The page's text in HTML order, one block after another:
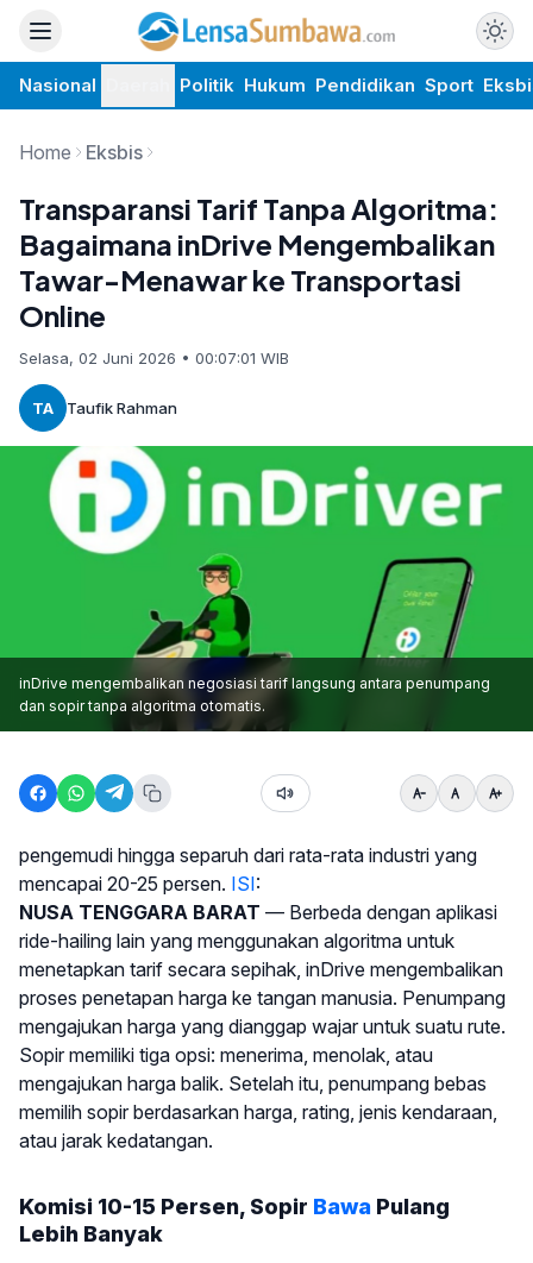
Nasional Politik Hukum Pendidikan Sport
Home Eksbis
Transparansi Tarif Tanpa Algoritma:
Bagaimana inDrive Mengembalikan
Tawar-Menawar ke Transportasi
Online
Selasa, 02 Juni 2026 • 00:07:01 WIB
TA Taufik Rahman
inDrive mengembalikan negosiasi tarif langsung antara penumpang
dan sopir tanpa algoritma otomatis.
pengemudi hingga separuh dari rata-rata industri yang
mencapai 20-25 persen. ISI:
NUSA TENGGARA BARAT — Berbeda dengan aplikasi
ride-hailing lain yang menggunakan algoritma untuk
menetapkan tarif secara sepihak, inDrive mengembalikan
proses penetapan harga ke tangan manusia. Penumpang
mengajukan harga yang dianggap wajar untuk suatu rute.
Sopir memiliki tiga opsi: menerima, menolak, atau
mengajukan harga balik. Setelah itu, penumpang bebas
memilih sopir berdasarkan harga, rating, jenis kendaraan,
atau jarak kedatangan.
Komisi 10-15 Persen, Sopir Bawa Pulang
Lebih Banyak